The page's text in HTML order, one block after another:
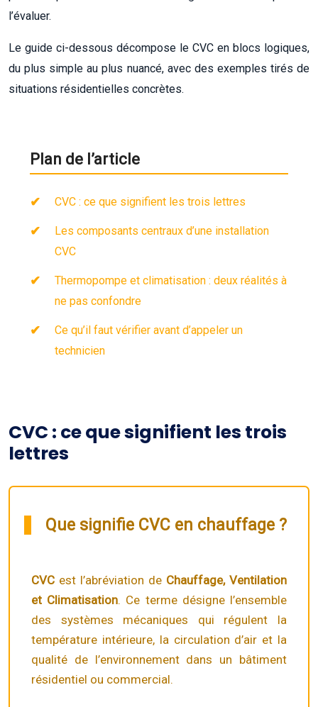
l’évaluer.
Le guide ci-dessous décompose le CVC en blocs logiques,
du plus simple au plus nuancé, avec des exemples tirés de
situations résidentielles concrètes.
Plan de l’article
CVC : ce que signifient les trois lettres
Les composants centraux d’une installation
CVC
Thermopompe et climatisation : deux réalités à
ne pas confondre
Ce qu’il faut vérifier avant d’appeler un
technicien
CVC : ce que signifient les trois
lettres
Que signifie CVC en chauffage ?
CVC est l’abréviation de Chauffage, Ventilation
et Climatisation. Ce terme désigne l’ensemble
des systèmes mécaniques qui régulent la
température intérieure, la circulation d’air et la
qualité de l’environnement dans un bâtiment
résidentiel ou commercial.